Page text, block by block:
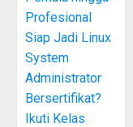
Profesional
Siap Jadi Linux
System
Administrator
Bersertifikat?
Ikuti Kelas